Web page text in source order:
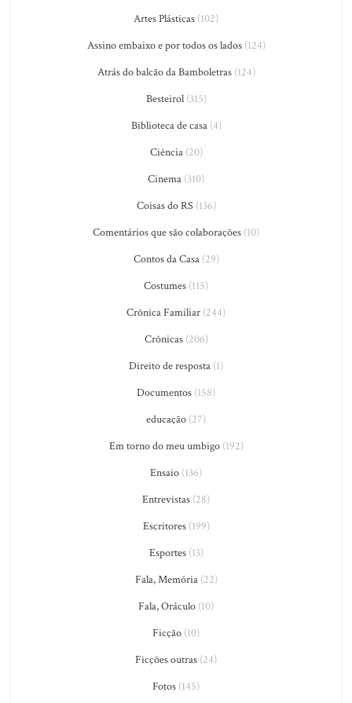
Artes Plásticas (102)
Assino embaixo e por todos os lados(124)
Atrás do balcão da Bamboletras(124)
Besteirol(315)
Biblioteca de casa(4)
Ciência(20)
Cinema (310)
Coisas do RS(136)
Comentários que são colaborações (10)
Contos da Casa(29)
Costumes (115)
Crônica Familiar (244)
Crônicas(206)
Direito de resposta (1)
Documentos (158)
educação (27)
Em torno do meu umbigo(192)
Ensaio (136)
Entrevistas (28)
Escritores(199)
Esportes(13)
Fala, Memória(22)
Fala, Oráculo (10)
Ficção (10)
Ficções outras (24)
Fotos (145)